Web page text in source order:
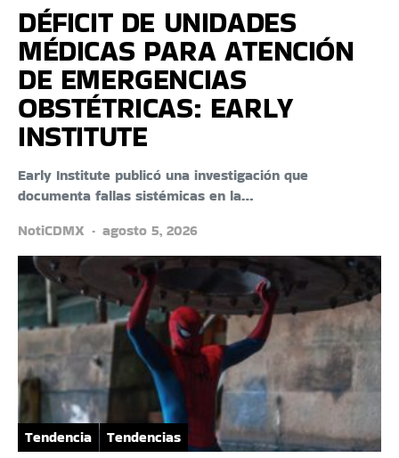
DÉFICIT DE UNIDADES
MÉDICAS PARA ATENCIÓN
DE EMERGENCIAS
OBSTÉTRICAS: EARLY
INSTITUTE
Early Institute publicó una investigación que
documenta fallas sistémicas en la…
NotiCDMX
agosto 5, 2026
Tendencia Tendencias